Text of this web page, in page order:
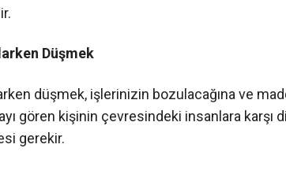
Düşmek
düşmek, işlerinizin bozulacağına ve
gören kişinin çevresindeki insanlara karşı
gerekir.